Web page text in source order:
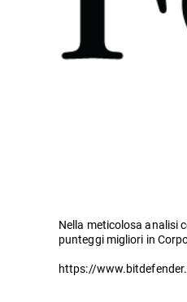
Nella meticolosa analisi
punteggi migliori in
https://